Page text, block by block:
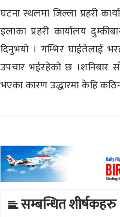
घटना स्थलमा जिल्ला प्रहरी
इलाका प्रहरी कार्यालय
दिनुभयो । गम्भिर घाईतेलाई
उपचार भईरहेको छ ।शनिबार
भएका कारण उद्धारमा केहि
सम्बन्धित शीर्षकहरु